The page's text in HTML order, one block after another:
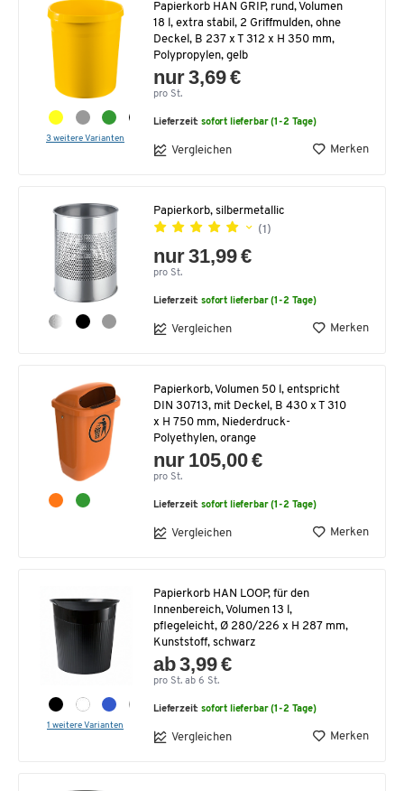
3 weitere Varianten
Papierkorb HAN GRIP, rund, Volumen
18 l, extra stabil, 2 Griffmulden, ohne
Deckel, B 237 x T 312 x H 350 mm,
Polypropylen, gelb
nur 3,69 €
pro St.
Lieferzeit:sofort lieferbar (1-2 Tage)
Vergleichen Merken
Papierkorb, silbermetallic
(1)
nur 31,99 €
pro St.
Lieferzeit:sofort lieferbar (1-2 Tage)
Vergleichen Merken
Papierkorb, Volumen 50 l, entspricht
DIN 30713, mit Deckel, B 430 x T 310
x H 750 mm, Niederdruck-
Polyethylen, orange
nur 105,00 €
pro St.
Lieferzeit:sofort lieferbar (1-2 Tage)
Vergleichen Merken
1 weitere Varianten
Papierkorb HAN LOOP, für den
Innenbereich, Volumen 13 l,
pflegeleicht, Ø 280/226 x H 287 mm,
Kunststoff, schwarz
ab 3,99 €
pro St. ab 6 St.
Lieferzeit:sofort lieferbar (1-2 Tage)
Vergleichen Merken